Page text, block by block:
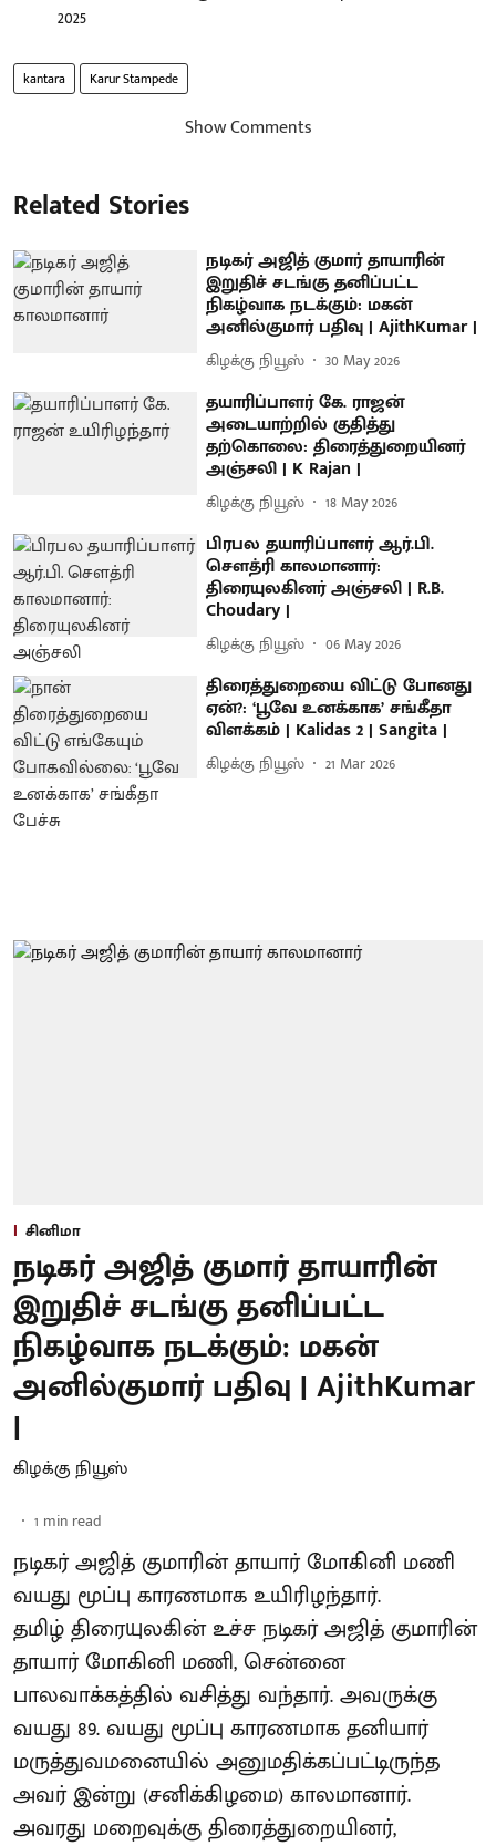
2025
kantara Karur Stampede
Show Comments
Related Stories
நடிகர் அஜித் குமார் தாயாரின்
இறுதிச் சடங்கு தனிப்பட்ட
நிகழ்வாக நடக்கும்: மகன்
அனில்குமார் பதிவு | AjithKumar |
கிழக்கு நியூஸ் 30 May 2026
தயாரிப்பாளர் கே. ராஜன்
அடையாற்றில் குதித்து
தற்கொலை: திரைத்துறையினர்
அஞ்சலி | K Rajan |
கிழக்கு நியூஸ் 18 May 2026
பிரபல தயாரிப்பாளர் ஆர்.பி.
சௌத்ரி காலமானார்:
திரையுலகினர் அஞ்சலி | R.B.
Choudary |
கிழக்கு நியூஸ் 06 May 2026
திரைத்துறையை விட்டு போனது
ஏன்?: ‘பூவே உனக்காக’ சங்கீதா
விளக்கம் | Kalidas 2 | Sangita |
கிழக்கு நியூஸ் 21 Mar 2026
சினிமா
நடிகர் அஜித் குமார் தாயாரின்
இறுதிச் சடங்கு தனிப்பட்ட
நிகழ்வாக நடக்கும்: மகன்
அனில்குமார் பதிவு | AjithKumar
|
கிழக்கு நியூஸ்
1 min read
நடிகர் அஜித் குமாரின் தாயார் மோகினி மணி
வயது மூப்பு காரணமாக உயிரிழந்தார்.
தமிழ் திரையுலகின் உச்ச நடிகர் அஜித் குமாரின்
தாயார் மோகினி மணி, சென்னை
பாலவாக்கத்தில் வசித்து வந்தார். அவருக்கு
வயது 89. வயது மூப்பு காரணமாக தனியார்
மருத்துவமனையில் அனுமதிக்கப்பட்டிருந்த
அவர் இன்று (சனிக்கிழமை) காலமானார்.
அவரது மறைவுக்கு திரைத்துறையினர்,